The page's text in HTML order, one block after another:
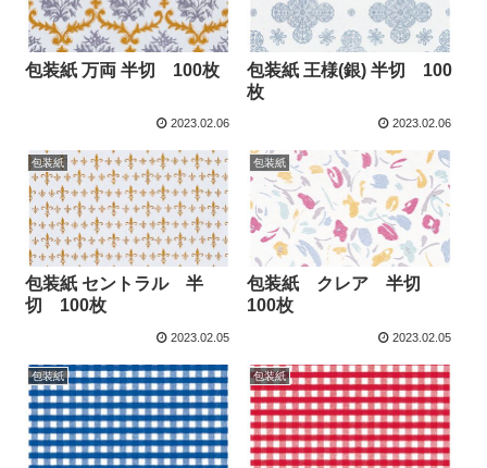
包装紙 万両 半切 100枚
2023.02.06
包装紙 王様(銀) 半切 100
枚
2023.02.06
包装紙
包装紙 セントラル 半
切 100枚
2023.02.05
包装紙
包装紙 クレア 半切
100枚
2023.02.05
包装紙 包装紙